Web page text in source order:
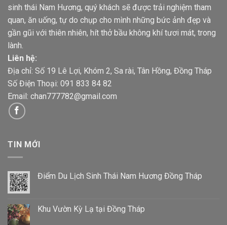
sinh thái Nam Hương, quý khách sẽ được trải nghiệm tham
quan, ăn uống, tự do chụp cho mình những bức ảnh đẹp và
gần gũi với thiên nhiên, hít thở bầu không khí tươi mát, trong
lành.
Liên hệ:
Địa chỉ: Số 19 Lê Lợi, Khóm 2, Sa rài, Tân Hồng, Đồng Tháp
Số Điện Thoại: 091 833 84 82
Email: chan777782@gmail.com
TIN MỚI
Điểm Du Lịch Sinh Thái Nam Hương Đồng Tháp
Khu Vườn Kỳ Lạ tại Đồng Tháp